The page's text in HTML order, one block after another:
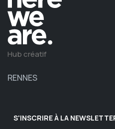
Hub créatif
RENNES